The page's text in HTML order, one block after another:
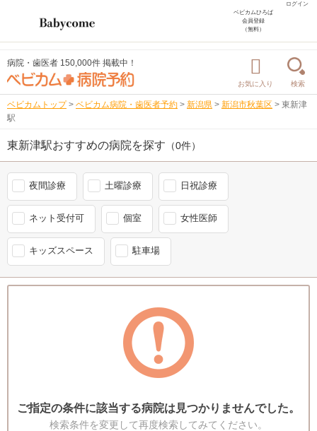
ログイン
ベビカムひろば
会員登録
（無料）
病院・歯医者 150,000件 掲載中！
お気に入り 検索
ベビカムトップ > ベビカム病院・歯医者予約 > 新潟県 > 新潟市秋葉区 > 東新津
駅
東新津駅おすすめの病院を探す （0件）
夜間診療 土曜診療 日祝診療
ネット受付可 個室 女性医師
キッズスペース 駐車場
ご指定の条件に該当する病院は見つかりませんでした。
検索条件を変更して再度検索してみてください。